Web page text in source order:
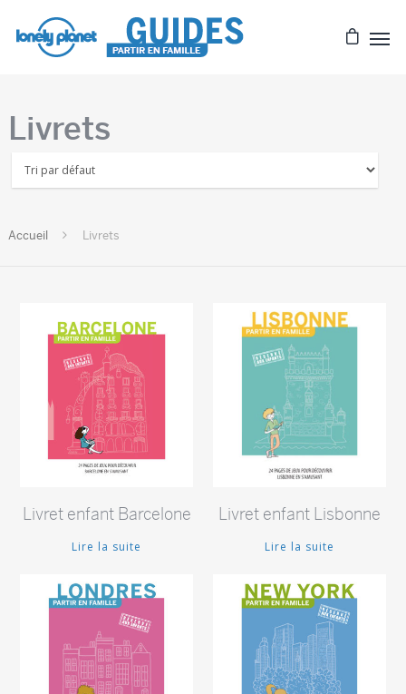
Livrets
Accueil Livrets
€
Livret enfant Barcelone
Lire la suite
€
Livret enfant Lisbonne
Lire la suite
€ €